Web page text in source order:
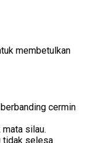
membetulkan
cermin
silau.
tidak selesa